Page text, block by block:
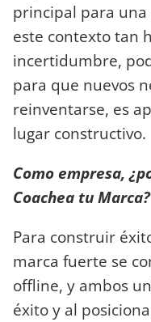
principal para
este contexto tan
incertidumbre,
para que nuevos
reinventarse, es
lugar constructivo.
Como empresa,
Coachea tu Marca?
Para construir
marca fuerte se
offline, y ambos
éxito y al